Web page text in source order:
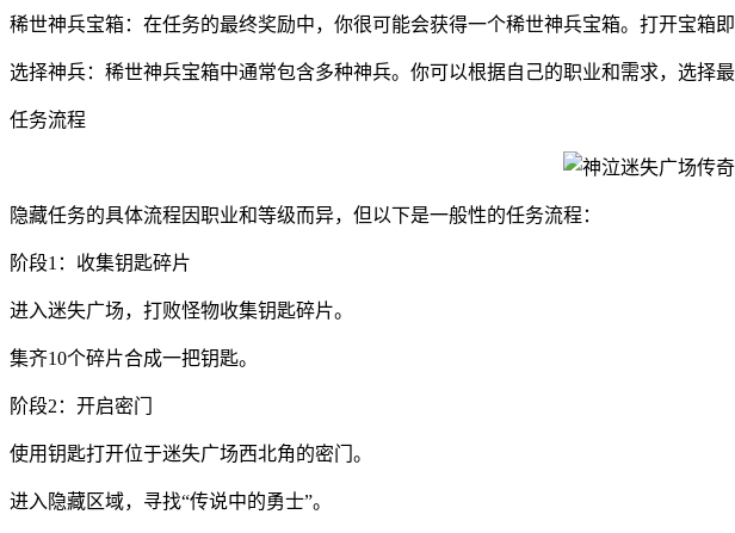
稀世神兵宝箱：在任务的最终奖励中，你很可能会获得一个稀世神兵宝箱。打开宝箱即
选择神兵：稀世神兵宝箱中通常包含多种神兵。你可以根据自己的职业和需求，选择最
任务流程
隐藏任务的具体流程因职业和等级而异，但以下是一般性的任务流程：
阶段1：收集钥匙碎片
进入迷失广场，打败怪物收集钥匙碎片。
集齐10个碎片合成一把钥匙。
阶段2：开启密门
使用钥匙打开位于迷失广场西北角的密门。
进入隐藏区域，寻找“传说中的勇士”。